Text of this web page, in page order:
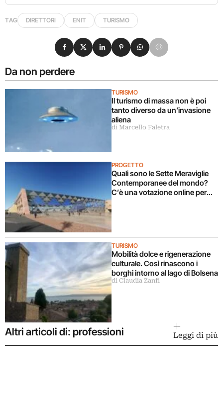
TAG DIRETTORI ENIT TURISMO
Da non perdere
TURISMO
Il turismo di massa non è poi
tanto diverso da un’invasione
aliena
di Marcello Faletra
PROGETTO
Quali sono le Sette Meraviglie
Contemporanee del mondo?
C’è una votazione online per
TURISMO
Mobilità dolce e rigenerazione
culturale. Così rinascono i
borghi intorno al lago di Bolsena
di Claudia Zanfi
Condividi su Facebook
Condividi su X
Condividi su LinkedIn
Condividi su Pinterest
Condividi su WhatsApp
Condividi su Email
Altri articoli di: professioni Leggi di più